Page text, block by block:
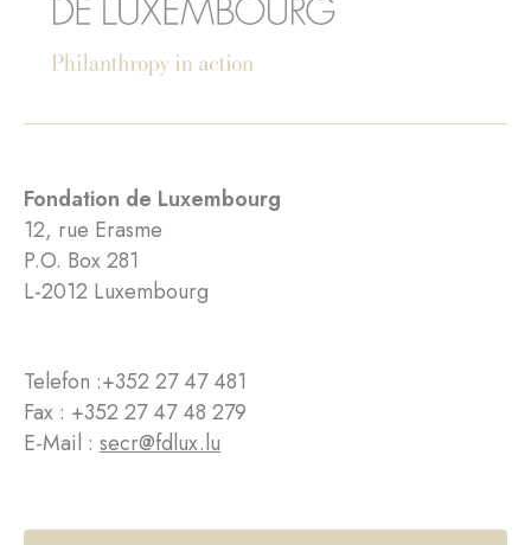
Fondation de Luxembourg
12, rue Erasme
P.O. Box 281
L-2012 Luxembourg
Telefon :+352 27 47 481
Fax : +352 27 47 48 279
E-Mail : secr@fdlux.lu